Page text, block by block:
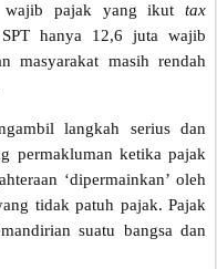
wajib pajak yang ikut tax
hanya 12,6 juta wajib
masyarakat masih rendah
langkah serius dan
permakluman ketika pajak
‘dipermainkan’ oleh
tidak patuh pajak. Pajak
suatu bangsa dan